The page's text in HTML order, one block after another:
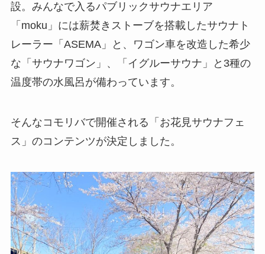
設。みんなで入るパブリックサウナエリア
「moku」には薪焚きストーブを搭載したサウナト
レーラー「ASEMA」と、ワゴン車を改造した希少
な「サウナワゴン」、「イグルーサウナ」と3種の
温度帯の水風呂が備わっています。
そんなコモリバで開催される「お花見サウナフェ
ス」のコンテンツが決定しました。